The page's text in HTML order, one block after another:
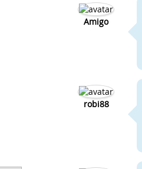
Amigo
robi88